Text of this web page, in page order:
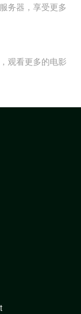
务器，享受更多
观看更多的电影